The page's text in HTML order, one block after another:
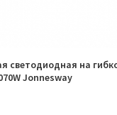
светодиодная на
Jonnesway